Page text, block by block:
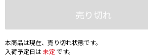
売り切れ
本商品は現在、売り切れ状態です。
入荷予定日は未定 です。